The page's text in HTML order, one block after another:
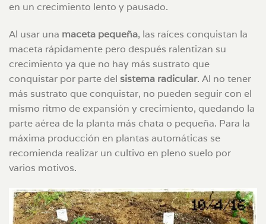
en un crecimiento lento y pausado.
Al usar una maceta pequeña, las raíces conquistan la
maceta rápidamente pero después ralentizan su
crecimiento ya que no hay más sustrato que
conquistar por parte del sistema radicular. Al no tener
más sustrato que conquistar, no pueden seguir con el
mismo ritmo de expansión y crecimiento, quedando la
parte aérea de la planta más chata o pequeña. Para la
máxima producción en plantas automáticas se
recomienda realizar un cultivo en pleno suelo por
varios motivos.